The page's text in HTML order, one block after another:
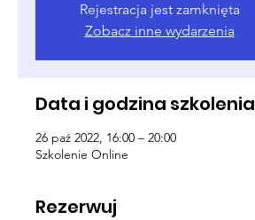
Rejestracja jest zamknięta
Zobacz inne wydarzenia
Data i godzina szkolenia
26 paź 2022, 16:00 – 20:00
Szkolenie Online
Rezerwuj